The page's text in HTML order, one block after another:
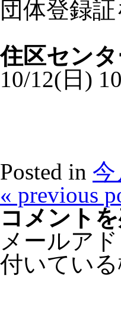
団体登録
住区センタ
10/12(日)
Posted in
« previous
コメント
メールア
付いてい